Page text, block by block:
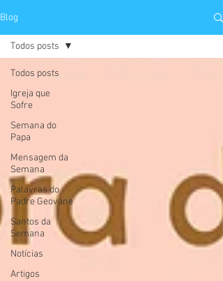
Blog
Todos posts
Igreja que
Sofre
Semana do
Papa
Mensagem da
Semana
Palavras do
Padre Geovane
Santos da
Semana
Notícias
Artigos
Todos posts